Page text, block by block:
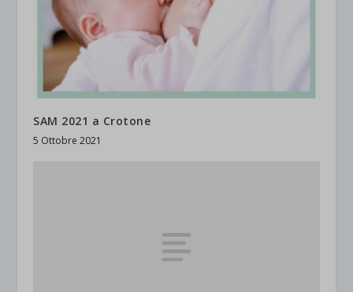
SAM 2021 a Crotone
5 Ottobre 2021